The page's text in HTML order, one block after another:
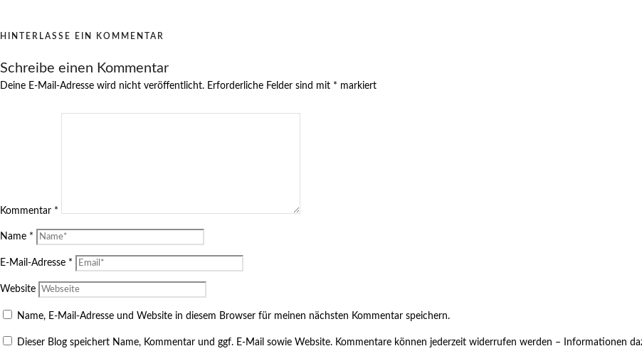
HINTERLASSE EIN KOMMENTAR
Schreibe einen Kommentar
Deine E-Mail-Adresse wird nicht veröffentlicht. Erforderliche Felder sind mit * markiert
Kommentar *
Name *
E-Mail-Adresse *
Website
Name, E-Mail-Adresse und Website in diesem Browser für meinen nächsten Kommentar speichern.
Dieser Blog speichert Name, Kommentar und ggf. E-Mail sowie Website. Kommentare können jederzeit widerrufen werden – Informationen